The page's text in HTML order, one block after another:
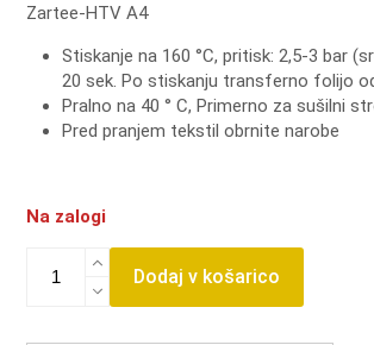
Zartee-HTV A4
Stiskanje na 160 °C, pritisk: 2,5-3 bar
20 sek. Po stiskanju transferno folijo
Pralno na 40 ° C, Primerno za sušilni
Pred pranjem tekstil obrnite narobe
Na zalogi
army
Dodaj v košarico